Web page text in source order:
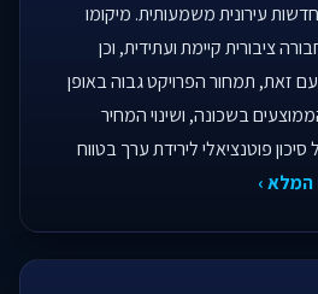
עירונית משמעותית. מיקומו
ציבורית קיימת ועתידית, וכן
עם זאת, תמחור הפרויקט גבוה באופן
בשכונה, ושינוי המחיר
פוטנציאלי לירידת ערך בטווח
המלא ›